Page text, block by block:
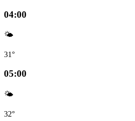
04:00
🌤️
31°
05:00
🌤️
32°